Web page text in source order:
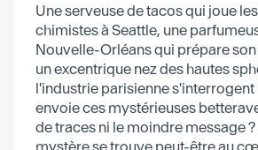
Une serveuse de tacos qui joue
chimistes à Seattle, une
Nouvelle-Orléans qui prépare
un excentrique nez des hautes
l'industrie parisienne s'interrogent
envoie ces mystérieuses
de traces ni le moindre message ?
mystère se trouve peut-être au